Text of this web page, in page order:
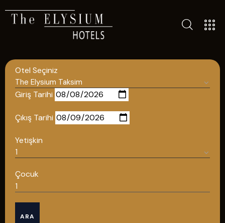
Otel Seçiniz
Giriş Tarihi
Çıkış Tarihi
Yetişkin
Çocuk
ARA
TÜM OTELLERIMIZ
POLITIKALAR
GIZLILIK POLITIKASI
Türkçe